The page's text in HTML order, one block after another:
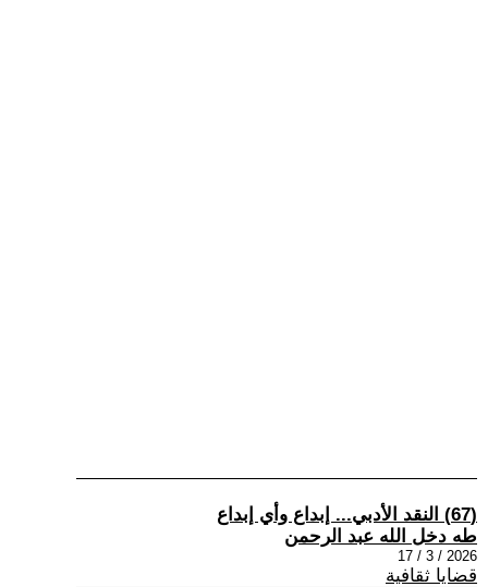
(67) النقد الأدبي... إبداع وأي إبداع
طه دخل الله عبد الرحمن
2026 / 3 / 17
قضايا ثقافية